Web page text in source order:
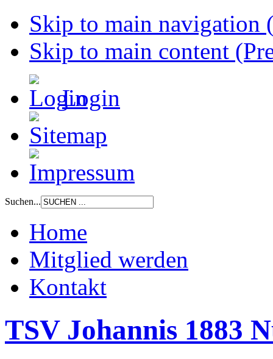
Skip to main navigation
Skip to main content
Login
Suchen...
Home
Mitglied werden
Kontakt
TSV Johannis 1883